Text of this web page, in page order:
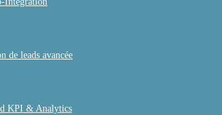
de leads avancée
KPI & Analytics